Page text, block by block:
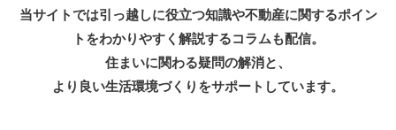
当サイトでは引っ越しに役立つ知識や不動産に関するポイン
トをわかりやすく解説するコラムも配信。
住まいに関わる疑問の解消と、
より良い生活環境づくりをサポートしています。